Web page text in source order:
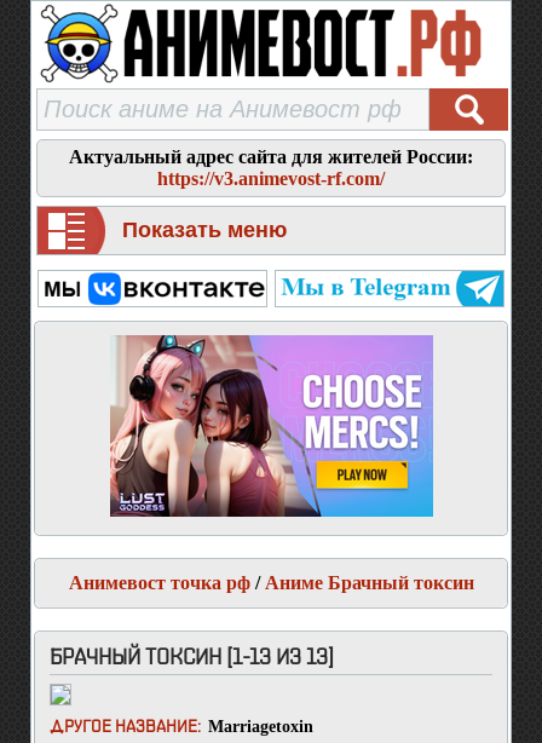
Актуальный адрес сайта для жителей России:
https://v3.animevost-rf.com/
Показать меню
Анимевост точка рф/ Аниме Брачный токсин
БРАЧНЫЙ ТОКСИН [1-13 ИЗ 13]
ДРУГОЕ НАЗВАНИЕ: Marriagetoxin